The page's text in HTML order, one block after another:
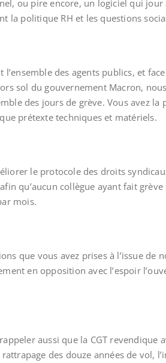
ou pire encore, un logiciel qui jour
la politique RH et les questions
des agents publics, et
sol du gouvernement Macron,
des jours de grève. Vous avez la
prétexte techniques et matériels.
le protocole des droits
qu’aucun collègue ayant fait grève
mois.
que vous avez prises à l’issue de
en opposition avec l’espoir
aussi que la CGT revendique
des douze années de vol,